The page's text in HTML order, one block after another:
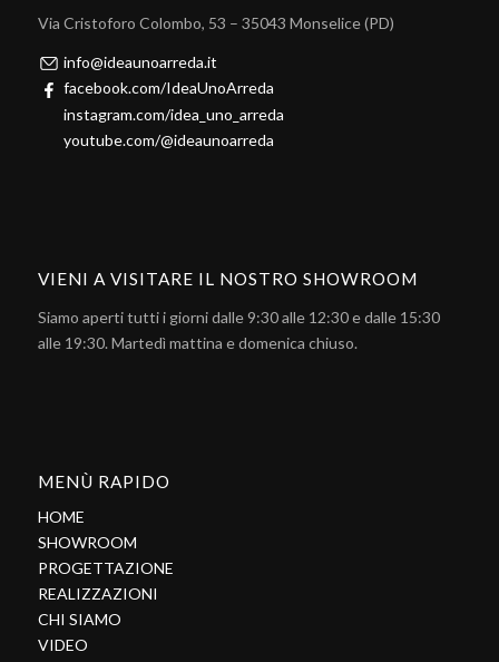
Via Cristoforo Colombo, 53 – 35043 Monselice (PD)
info@ideaunoarreda.it
facebook.com/IdeaUnoArreda
instagram.com/idea_uno_arreda
youtube.com/@ideaunoarreda
VIENI A VISITARE IL NOSTRO SHOWROOM
Siamo aperti tutti i giorni dalle 9:30 alle 12:30 e dalle 15:30
alle 19:30. Martedì mattina e domenica chiuso.
MENÙ RAPIDO
HOME
SHOWROOM
PROGETTAZIONE
REALIZZAZIONI
CHI SIAMO
VIDEO